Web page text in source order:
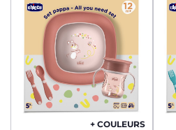
+ COULEURS